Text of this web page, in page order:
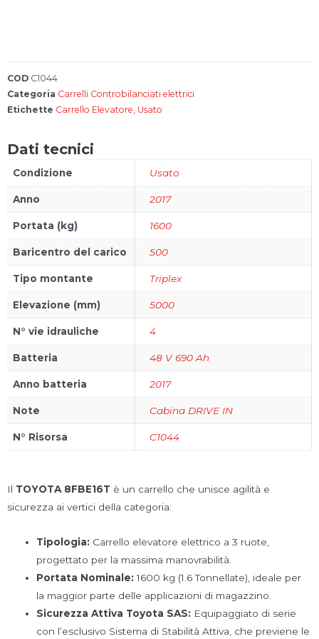
tuo carrello
COD C1044
Categoria Carrelli Controbilanciati elettrici
Etichette Carrello Elevatore, Usato
Dati tecnici
Condizione Usato
Anno 2017
Portata (kg) 1600
Baricentro del carico 500
Tipo montante Triplex
Elevazione (mm) 5000
N° vie idrauliche 4
Batteria 48 V 690 Ah
Anno batteria 2017
Note Cabina DRIVE IN
N° Risorsa C1044
Il TOYOTA 8FBE16T è un carrello che unisce agilità e
sicurezza ai vertici della categoria:
Tipologia: Carrello elevatore elettrico a 3 ruote,
progettato per la massima manovrabilità.
Portata Nominale: 1600 kg (1.6 Tonnellate), ideale per
la maggior parte delle applicazioni di magazzino.
Sicurezza Attiva Toyota SAS: Equipaggiato di serie
con l’esclusivo Sistema di Stabilità Attiva, che previene le